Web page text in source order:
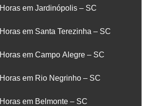
em Jardinópolis – SC
em Santa Terezinha – SC
em Campo Alegre – SC
em Rio Negrinho – SC
em Belmonte – SC